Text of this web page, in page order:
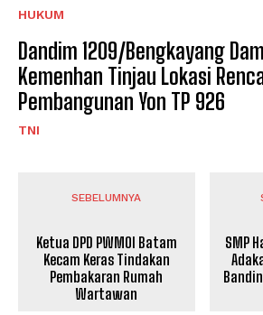
HUKUM
Dandim 1209/Bengkayang
Kemenhan Tinjau Lokasi
Pembangunan Yon TP 926
TNI
SEBELUMNYA
Ketua DPD PWMOI Batam
Kecam Keras Tindakan
Pembakaran Rumah
Wartawan
SMP